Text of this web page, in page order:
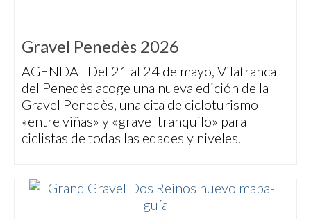
Gravel Penedès 2026
AGENDA I Del 21 al 24 de mayo, Vilafranca
del Penedès acoge una nueva edición de la
Gravel Penedès, una cita de cicloturismo
«entre viñas» y «gravel tranquilo» para
ciclistas de todas las edades y niveles.